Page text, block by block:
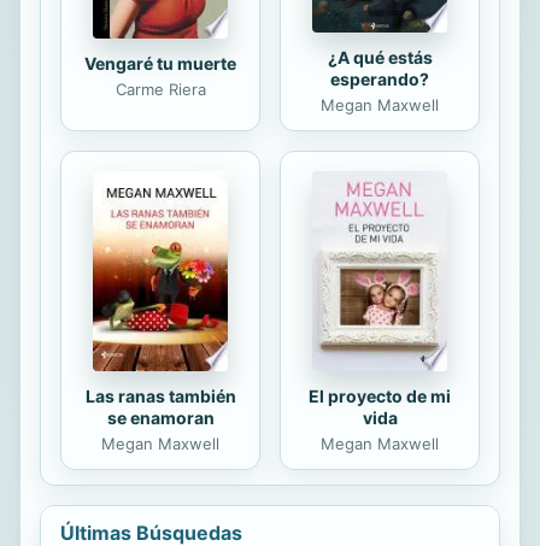
Vengaré tu muerte
Carme Riera
¿A qué estás
esperando?
Megan Maxwell
Las ranas también
se enamoran
Megan Maxwell
El proyecto de mi
vida
Megan Maxwell
Últimas Búsquedas